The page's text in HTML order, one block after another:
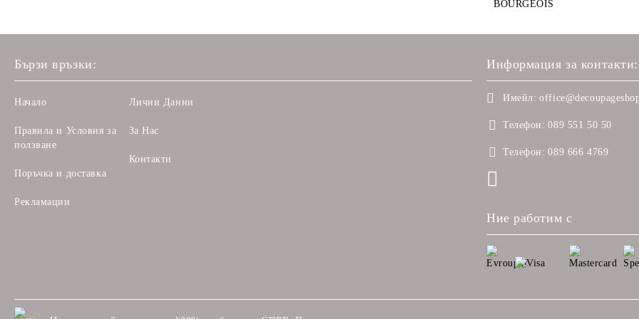
BOURGEOIS
Бързи връзки:
Начало
Правила и Условия за
ползване
Поръчка и доставка
Рекламации
Лични Данни
За Нас
Контакти
Информация за контакти:
Имейл:
Телефон: 089 551 50 50
Телефон: 089 666 4769
Ние работим с